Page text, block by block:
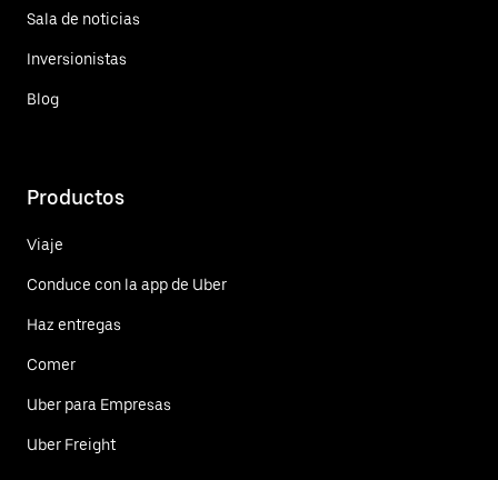
Sala de noticias
Inversionistas
Blog
Productos
Viaje
Conduce con la app de Uber
Haz entregas
Comer
Uber para Empresas
Uber Freight